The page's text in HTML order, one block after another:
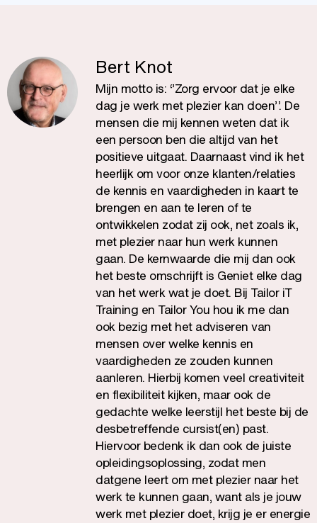
Bert Knot
Mijn motto is: ‘’Zorg ervoor dat je elke
dag je werk met plezier kan doen’’. De
mensen die mij kennen weten dat ik
een persoon ben die altijd van het
positieve uitgaat. Daarnaast vind ik het
heerlijk om voor onze klanten/relaties
de kennis en vaardigheden in kaart te
brengen en aan te leren of te
ontwikkelen zodat zij ook, net zoals ik,
met plezier naar hun werk kunnen
gaan. De kernwaarde die mij dan ook
het beste omschrijft is Geniet elke dag
van het werk wat je doet. Bij Tailor iT
Training en Tailor You hou ik me dan
ook bezig met het adviseren van
mensen over welke kennis en
vaardigheden ze zouden kunnen
aanleren. Hierbij komen veel creativiteit
en flexibiliteit kijken, maar ook de
gedachte welke leerstijl het beste bij de
desbetreffende cursist(en) past.
Hiervoor bedenk ik dan ook de juiste
opleidingsoplossing, zodat men
datgene leert om met plezier naar het
werk te kunnen gaan, want als je jouw
werk met plezier doet, krijg je er energie